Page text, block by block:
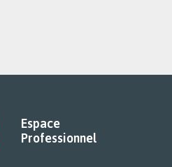
Espace
Professionnel